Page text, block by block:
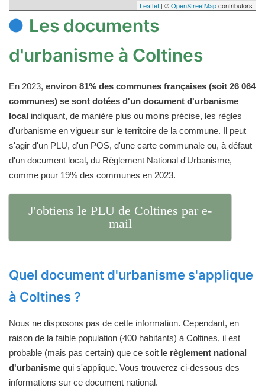
Leaflet | ©OpenStreetMapcontributors
Les documents
d'urbanisme à Coltines
En 2023, environ 81% des communes françaises (soit 26 064
communes) se sont dotées d'un document d'urbanisme
local indiquant, de manière plus ou moins précise, les règles
d'urbanisme en vigueur sur le territoire de la commune. Il peut
s'agir d'un PLU, d'un POS, d'une carte communale ou, à défaut
d'un document local, du Règlement National d'Urbanisme,
comme pour 19% des communes en 2023.
J'obtiens le PLU de Coltines par e-
mail
Quel document d'urbanisme s'applique
à Coltines ?
Nous ne disposons pas de cette information. Cependant, en
raison de la faible population (400 habitants) à Coltines, il est
probable (mais pas certain) que ce soit le règlement national
d'urbanisme qui s'applique. Vous trouverez ci-dessous des
informations sur ce document national.